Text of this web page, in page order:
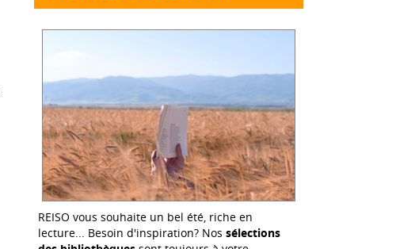
REISO vous souhaite un bel été, riche en
lecture... Besoin d'inspiration? Nos sélections